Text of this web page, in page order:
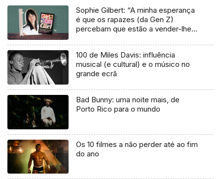
Sophie Gilbert: “A minha esperança
é que os rapazes (da Gen Z)
percebam que estão a vender-lhes
100 de Miles Davis: influência
musical (e cultural) e o músico no
grande ecrã
Bad Bunny: uma noite mais, de
Porto Rico para o mundo
Os 10 filmes a não perder até ao fim
do ano